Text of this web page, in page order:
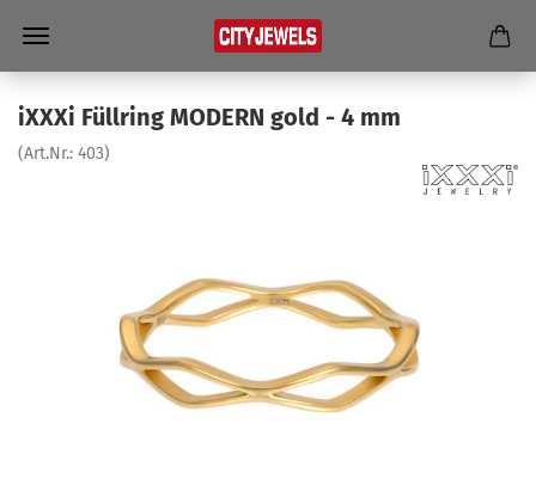
iXXXi Füll­ring MO­DERN gold - 4 mm
(Art.Nr.: 403)